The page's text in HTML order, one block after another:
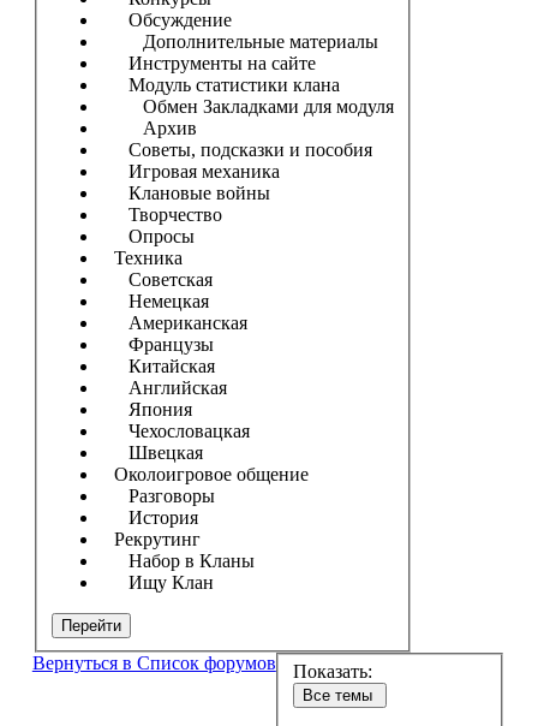
Обсуждение
Дополнительные материалы
Инструменты на сайте
Модуль статистики клана
Обмен Закладками для модуля
Архив
Советы, подсказки и пособия
Игровая механика
Клановые войны
Творчество
Опросы
Техника
Советская
Немецкая
Американская
Французы
Китайская
Английская
Япония
Чехословацкая
Швецкая
Околоигровое общение
Разговоры
История
Рекрутинг
Набор в Кланы
Ищу Клан
Перейти
Вернуться в Список форумов Показать:
Все темы